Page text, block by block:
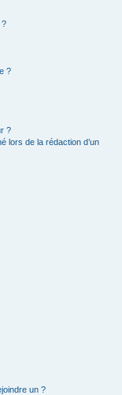
?
?
?
lors de la rédaction d’un
un ?